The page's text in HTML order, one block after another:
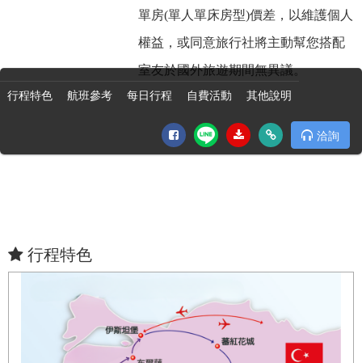
單房(單人單床房型)價差，以維護個人
權益，或同意旅行社將主動幫您搭配
室友於國外旅遊期間無異議。
行程特色 航班參考 每日行程 自費活動 其他說明
洽詢
行程特色